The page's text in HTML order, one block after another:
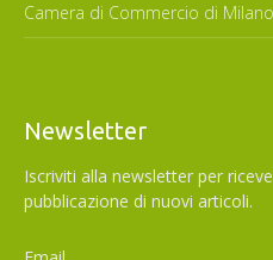
Camera di Commercio di
Newsletter
Iscriviti alla newsletter per
pubblicazione di nuovi articoli.